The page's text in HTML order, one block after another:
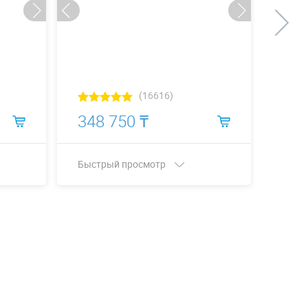
(16616)
348 750 ₸
Быстрый просмотр